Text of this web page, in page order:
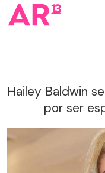
Hailey Baldwin
por ser